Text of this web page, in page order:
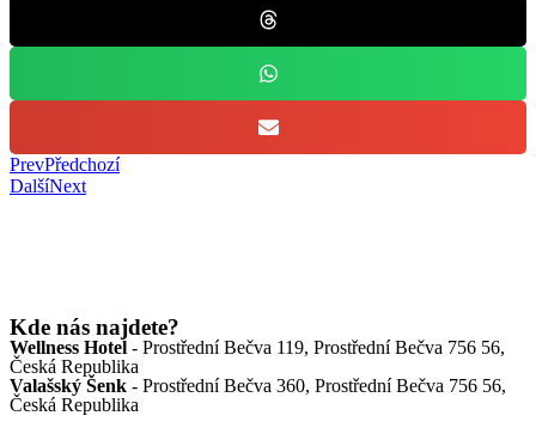
PrevPředchozí
DalšíNext
Kde nás najdete?
Wellness Hotel - Prostřední Bečva 119, Prostřední Bečva 756 56,
Česká Republika
Valašský Šenk - Prostřední Bečva 360, Prostřední Bečva 756 56,
Česká Republika